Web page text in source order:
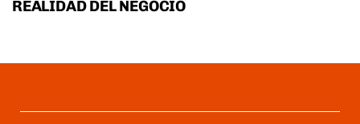
REALIDAD DEL NEGOCIO